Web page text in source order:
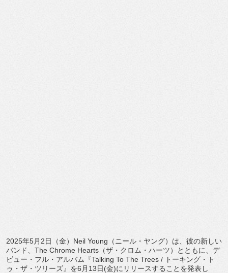
2025年5月2日（金）Neil Young（ニール・ヤング）は、彼の新しい
バンド、The Chrome Hearts（ザ・クロム・ハーツ）とともに、デ
ビュー・フル・ アルバム『Talking To The Trees / トーキング・ト
ゥ・ザ・ツリーズ』を6月13日(金)にリリースすることを発表し